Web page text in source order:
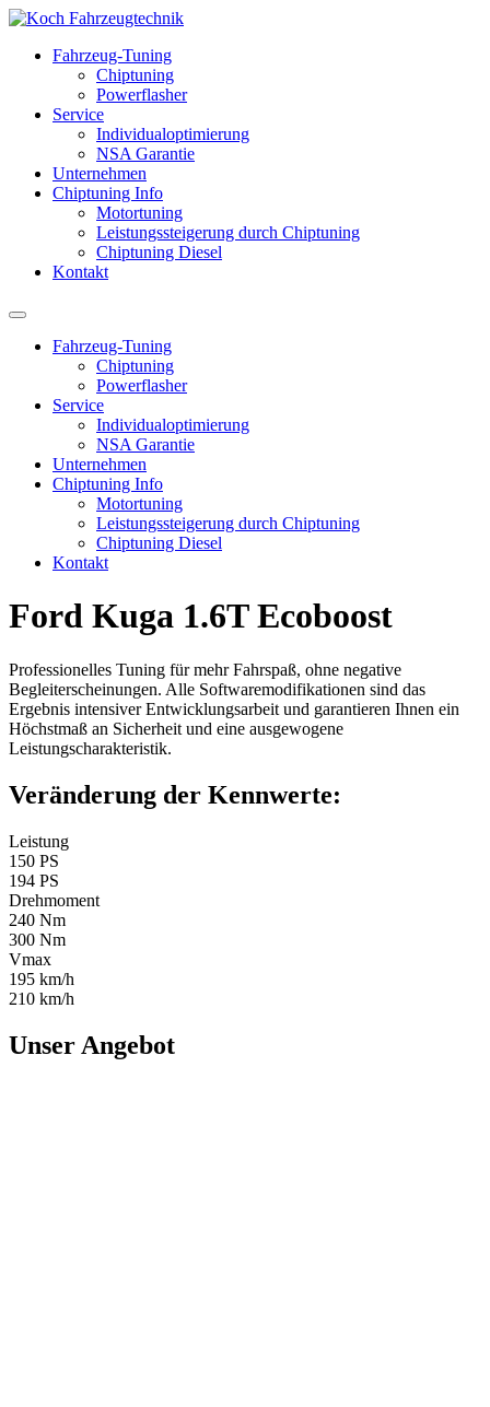
Fahrzeug-Tuning
Chiptuning
Powerflasher
Service
Individualoptimierung
NSA Garantie
Unternehmen
Chiptuning Info
Motortuning
Leistungssteigerung durch Chiptuning
Chiptuning Diesel
Kontakt
Fahrzeug-Tuning
Chiptuning
Powerflasher
Service
Individualoptimierung
NSA Garantie
Unternehmen
Chiptuning Info
Motortuning
Leistungssteigerung durch Chiptuning
Chiptuning Diesel
Kontakt
Ford Kuga 1.6T Ecoboost
Professionelles Tuning für mehr Fahrspaß, ohne negative
Begleiterscheinungen. Alle Softwaremodifikationen sind das
Ergebnis intensiver Entwicklungsarbeit und garantieren Ihnen ein
Höchstmaß an Sicherheit und eine ausgewogene
Leistungscharakteristik.
Veränderung der Kennwerte:
Leistung
150 PS
194 PS
Drehmoment
240 Nm
300 Nm
Vmax
195 km/h
210 km/h
Unser Angebot